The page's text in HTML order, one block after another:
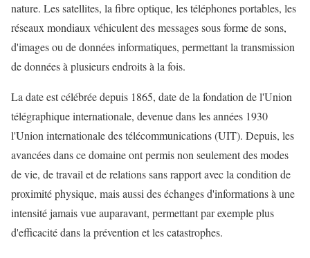
nature. Les satellites, la fibre optique, les téléphones portables, les
réseaux mondiaux véhiculent des messages sous forme de sons,
d'images ou de données informatiques, permettant la transmission
de données à plusieurs endroits à la fois.
La date est célébrée depuis 1865, date de la fondation de l'Union
télégraphique internationale, devenue dans les années 1930
l'Union internationale des télécommunications (UIT). Depuis, les
avancées dans ce domaine ont permis non seulement des modes
de vie, de travail et de relations sans rapport avec la condition de
proximité physique, mais aussi des échanges d'informations à une
intensité jamais vue auparavant, permettant par exemple plus
d'efficacité dans la prévention et les catastrophes.